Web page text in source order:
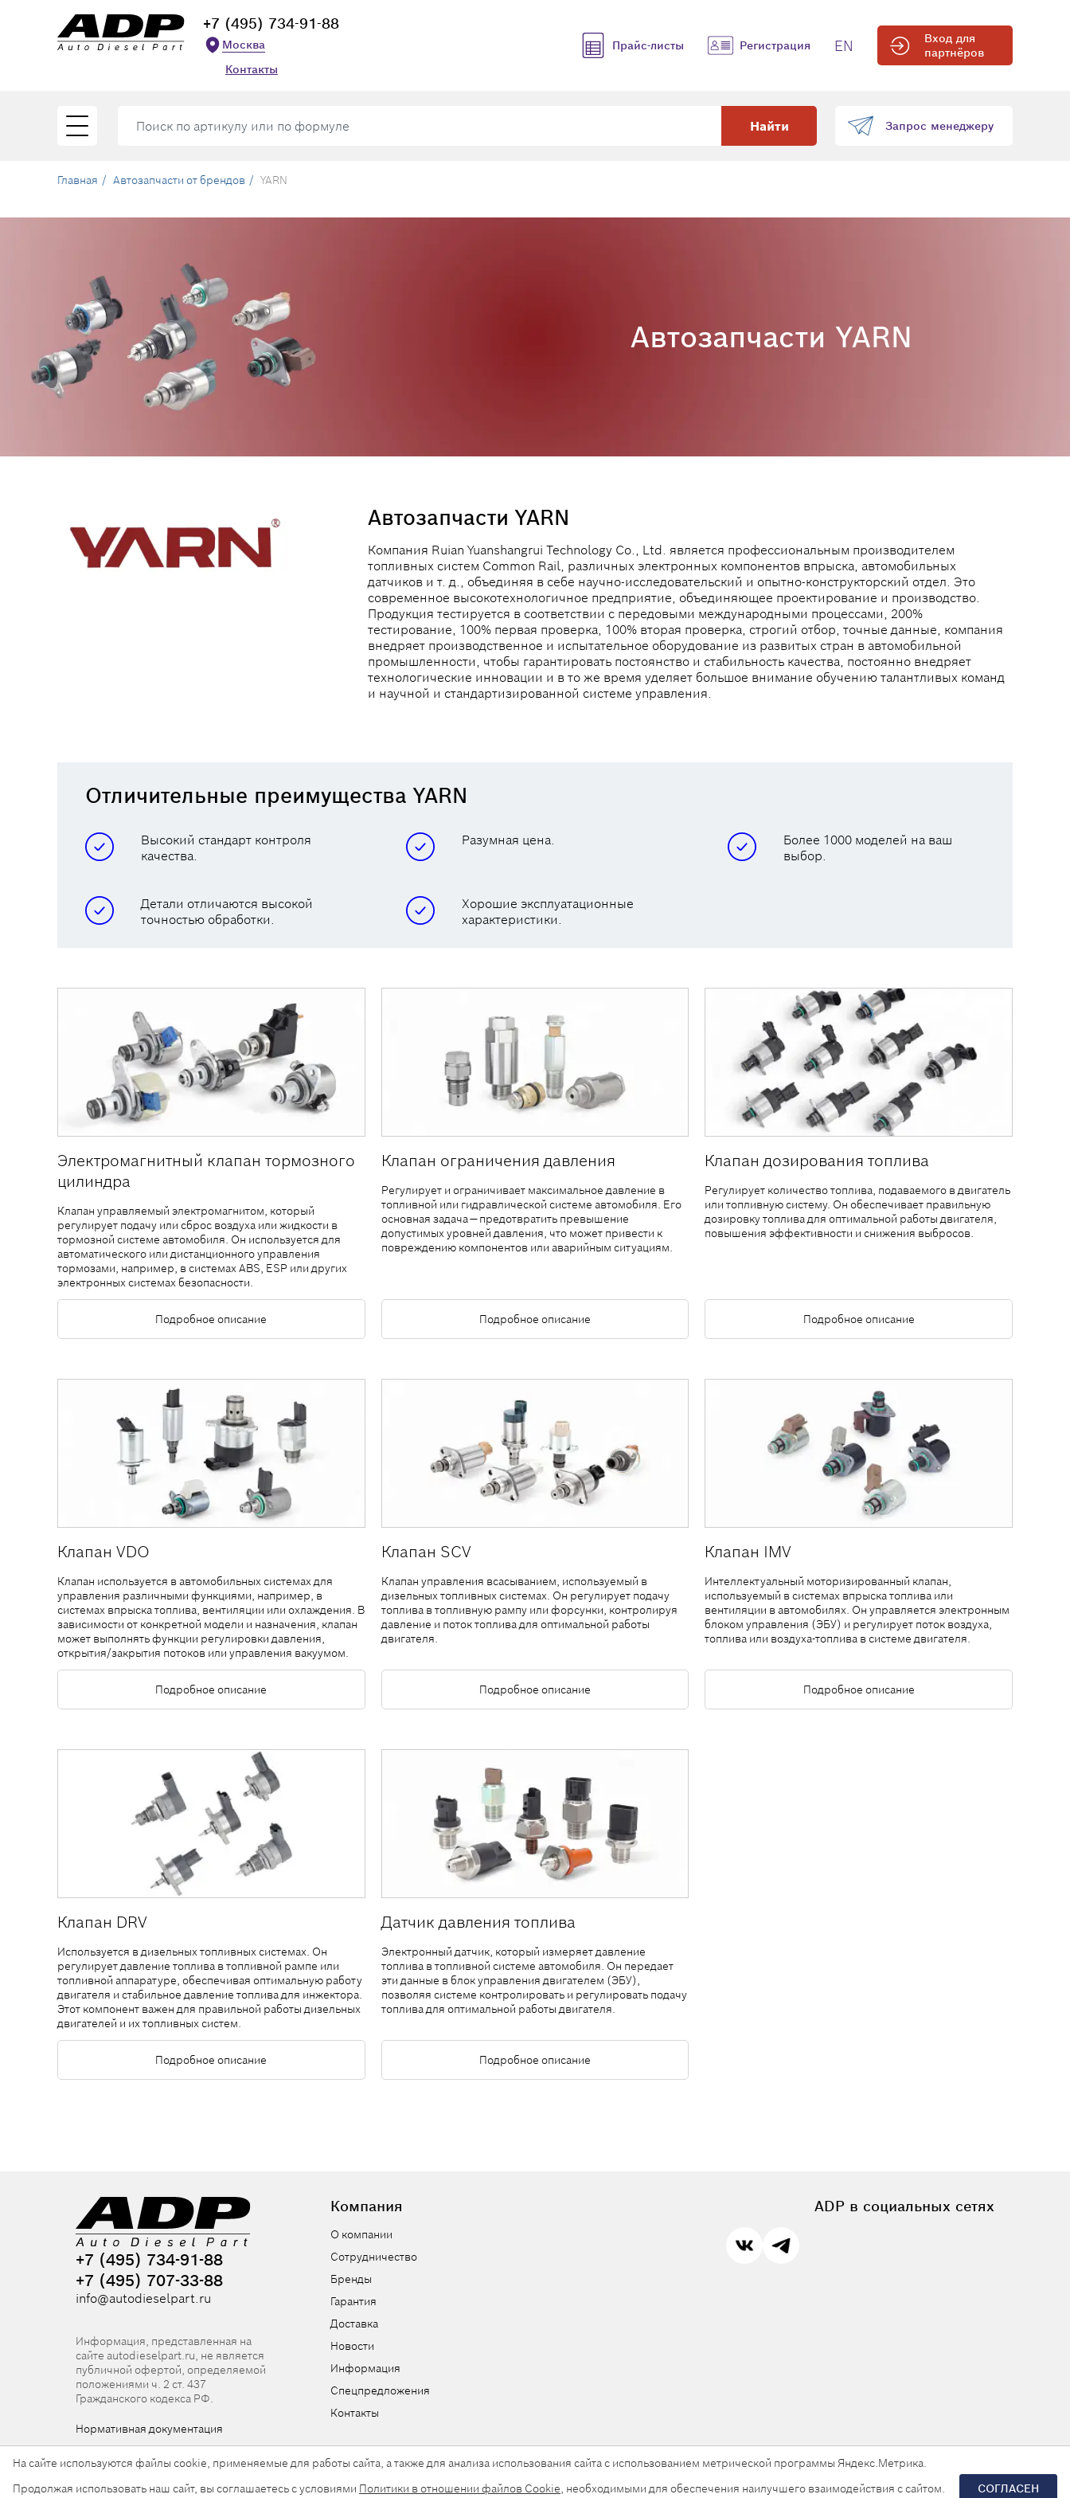
+7 (495) 734-91-88
Москва
Контакты
Прайс-листы Регистрация EN
Вход для
партнёров
Найти Запрос менеджеру
Главная Автозапчасти от брендов YARN
Автозапчасти YARN
Автозапчасти YARN
Компания Ruian Yuanshangrui Technology Co., Ltd. является профессиональным производителем
топливных систем Common Rail, различных электронных компонентов впрыска, автомобильных
датчиков и т. д., объединяя в себе научно-исследовательский и опытно-конструкторский отдел. Это
современное высокотехнологичное предприятие, объединяющее проектирование и производство.
Продукция тестируется в соответствии с передовыми международными процессами, 200%
тестирование, 100% первая проверка, 100% вторая проверка, строгий отбор, точные данные, компания
внедряет производственное и испытательное оборудование из развитых стран в автомобильной
промышленности, чтобы гарантировать постоянство и стабильность качества, постоянно внедряет
технологические инновации и в то же время уделяет большое внимание обучению талантливых команд
и научной и стандартизированной системе управления.
Отличительные преимущества YARN
Высокий стандарт контроля
качества.
Разумная цена.
Более 1000 моделей на ваш
выбор.
Детали отличаются высокой
точностью обработки.
Хорошие эксплуатационные
характеристики.
Электромагнитный клапан тормозного
цилиндра
Клапан управляемый электромагнитом, который
регулирует подачу или сброс воздуха или жидкости в
тормозной системе автомобиля. Он используется для
автоматического или дистанционного управления
тормозами, например, в системах ABS, ESP или других
электронных системах безопасности.
Подробное описание
Клапан ограничения давления
Регулирует и ограничивает максимальное давление в
топливной или гидравлической системе автомобиля. Его
основная задача — предотвратить превышение
допустимых уровней давления, что может привести к
повреждению компонентов или аварийным ситуациям.
Подробное описание
Клапан дозирования топлива
Регулирует количество топлива, подаваемого в двигатель
или топливную систему. Он обеспечивает правильную
дозировку топлива для оптимальной работы двигателя,
повышения эффективности и снижения выбросов.
Подробное описание
Клапан VDO
Клапан используется в автомобильных системах для
управления различными функциями, например, в
системах впрыска топлива, вентиляции или охлаждения. В
зависимости от конкретной модели и назначения, клапан
может выполнять функции регулировки давления,
открытия/закрытия потоков или управления вакуумом.
Подробное описание
Клапан SCV
Клапан управления всасыванием, используемый в
дизельных топливных системах. Он регулирует подачу
топлива в топливную рампу или форсунки, контролируя
давление и поток топлива для оптимальной работы
двигателя.
Подробное описание
Клапан IMV
Интеллектуальный моторизированный клапан,
используемый в системах впрыска топлива или
вентиляции в автомобилях. Он управляется электронным
блоком управления (ЭБУ) и регулирует поток воздуха,
топлива или воздуха-топлива в системе двигателя.
Подробное описание
Клапан DRV
Используется в дизельных топливных системах. Он
регулирует давление топлива в топливной рампе или
топливной аппаратуре, обеспечивая оптимальную работу
двигателя и стабильное давление топлива для инжектора.
Этот компонент важен для правильной работы дизельных
двигателей и их топливных систем.
Подробное описание
Датчик давления топлива
Электронный датчик, который измеряет давление
топлива в топливной системе автомобиля. Он передает
эти данные в блок управления двигателем (ЭБУ),
позволяя системе контролировать и регулировать подачу
топлива для оптимальной работы двигателя.
Подробное описание
+7 (495) 734-91-88
+7 (495) 707-33-88
info@autodieselpart.ru
Информация, представленная на
сайте autodieselpart.ru, не является
публичной офертой, определяемой
положениями ч. 2 ст. 437
Гражданского кодекса РФ.
Нормативная документация
Компания
О компании
Сотрудничество
Бренды
Гарантия
Доставка
Новости
Информация
Спецпредложения
Контакты
ADP в социальных сетях
© 2026, ООО «АвтоДизельПарт». Все права защищены. Разработка сайта — «Askaron Systems»
На сайте используются файлы cookie, применяемые для работы сайта, а также для анализа использования сайта с использованием метрической программы Яндекс.Метрика.
Продолжая использовать наш сайт, вы соглашаетесь с условиями Политики в отношении файлов Cookie, необходимыми для обеспечения наилучшего взаимодействия с сайтом.
СОГЛАСЕН